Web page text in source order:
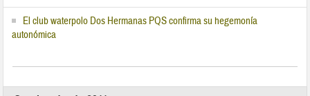
El club waterpolo Dos Hermanas PQS confirma su hegemonía
autonómica